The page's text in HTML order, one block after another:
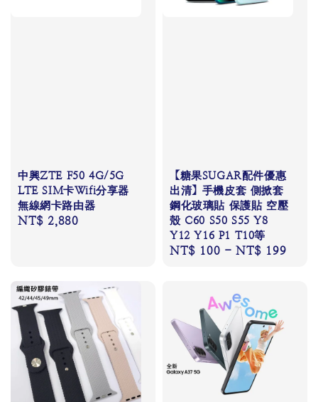
中興ZTE F50 4G/5G
LTE SIM卡Wifi分享器
無線網卡路由器
Regular
NT$ 2,880
【糖果SUGAR配件優惠
出清】手機皮套 側掀套
鋼化玻璃貼 保護貼 空壓
殼 C60 S50 S55 Y8
Y12 Y16 P1 T10等
Regular
NT$ 100 -NT$ 199